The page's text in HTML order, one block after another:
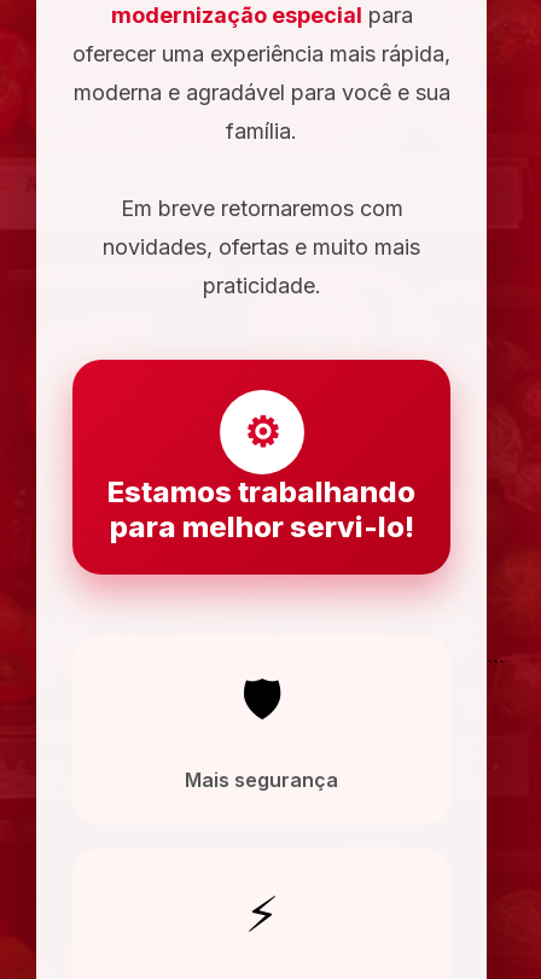
modernização especial para
oferecer uma experiência mais rápida,
moderna e agradável para você e sua
família.
Em breve retornaremos com
novidades, ofertas e muito mais
praticidade.
⚙
Estamos trabalhando
para melhor servi-lo!
🛡
Mais segurança
⚡
```